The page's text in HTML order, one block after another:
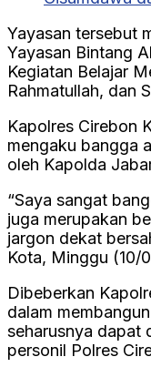
Yayasan tersebut
Yayasan Bintang
Kegiatan Belajar
Rahmatullah, dan
Kapolres Cirebon
mengaku bangga
oleh Kapolda
“Saya sangat
juga merupakan
jargon dekat
Kota, Minggu (10/
Dibeberkan
dalam
seharusnya dapat
personil Polres